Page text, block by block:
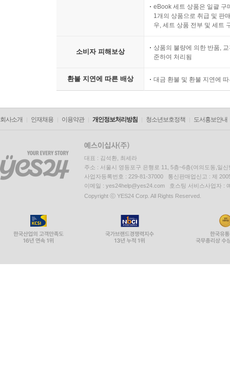
eBook 세트 상품은 일괄 구
1개의 상품으로 취급 및 판
우, 세트 상품 전부 및 세트
소비자 피해보상
상품의 불량에 의한 반품,
준하여 처리됨
환불 지연에 따른 배상 대금 환불 및 환불 지연에
회사소개 인재채용 이용약관 개인정보처리방침 청소년보호정책 도서홍보안내
대표 : 김석환, 최세라
주소 : 서울시 영등포구 은행로 11, 5층~6층(여의도동,일신
사업자등록번호 : 229-81-37000 통신판매업신고 : 제
이메일 : yes24help@yes24.com 호스팅 서비스사업자 :
Copyright ⓒ YES24 Corp. All Rights Reserved.